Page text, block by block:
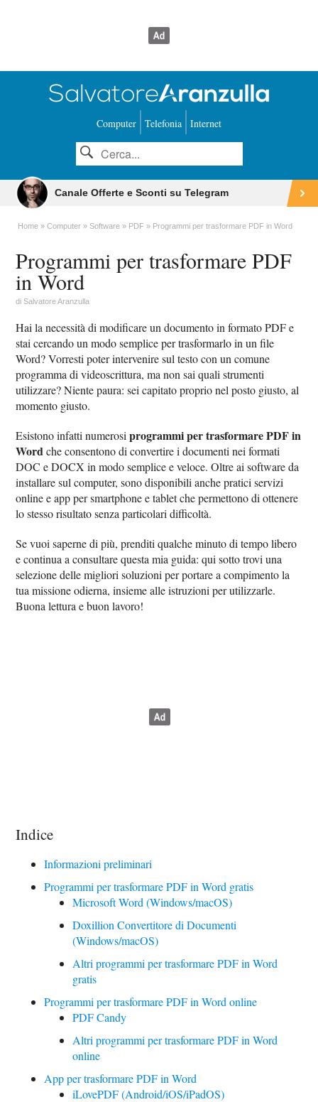
Computer Telefonia Internet
Canale Offerte e Sconti su Telegram
Home Computer Software PDF Programmi per trasformare PDF in Word
Programmi per trasformare PDF
in Word
diSalvatore Aranzulla
Hai la necessità di modificare un documento in formato PDF e
stai cercando un modo semplice per trasformarlo in un file
Word? Vorresti poter intervenire sul testo con un comune
programma di videoscrittura, ma non sai quali strumenti
utilizzare? Niente paura: sei capitato proprio nel posto giusto, al
momento giusto.
Esistono infatti numerosiprogrammi per trasformare PDF in
Wordche consentono di convertire i documenti nei formati
DOC e DOCX in modo semplice e veloce. Oltre ai software da
installare sul computer, sono disponibili anche pratici servizi
online e app per smartphone e tablet che permettono di ottenere
lo stesso risultato senza particolari difficoltà.
Se vuoi saperne di più, prenditi qualche minuto di tempo libero
e continua a consultare questa mia guida: qui sotto trovi una
selezione delle migliori soluzioni per portare a compimento la
tua missione odierna, insieme alle istruzioni per utilizzarle.
Buona lettura e buon lavoro!
Indice
Informazioni preliminari
Programmi per trasformare PDF in Word gratis
Microsoft Word (Windows/macOS)
Doxillion Convertitore di Documenti
(Windows/macOS)
Altri programmi per trasformare PDF in Word
gratis
Programmi per trasformare PDF in Word online
PDF Candy
Altri programmi per trasformare PDF in Word
online
App per trasformare PDF in Word
iLovePDF (Android/iOS/iPadOS)